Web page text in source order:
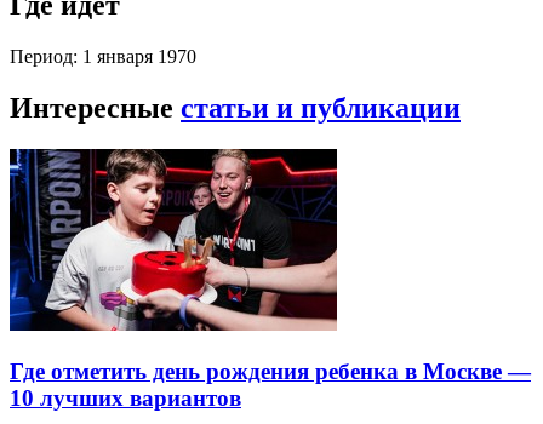
Период: 1 января 1970
Интересные статьи и публикации
Где отметить день рождения ребенка в Москве —
10 лучших вариантов